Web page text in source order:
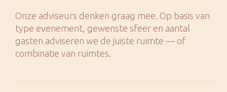
Onze adviseurs denken graag mee. Op basis van
type evenement, gewenste sfeer en aantal
gasten adviseren we de juiste ruimte — of
combinatie van ruimtes.